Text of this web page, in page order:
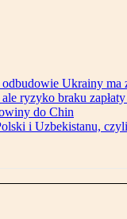
Ukrainy ma
ryzyko braku
do Chin
i Uzbekistanu,